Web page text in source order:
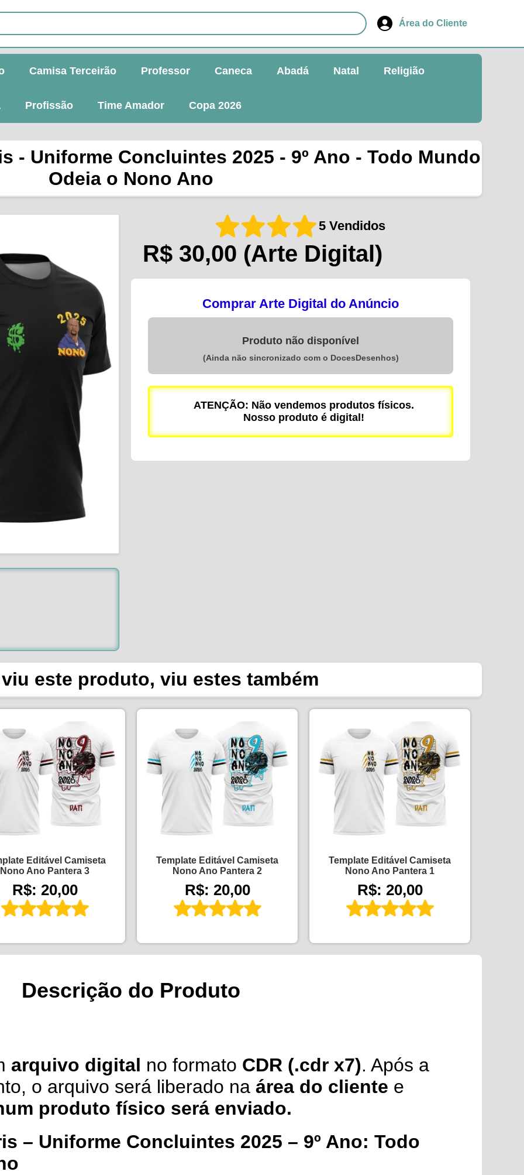
Área do Cliente
Camisa Terceirão Professor Caneca Abadá Natal Religião
Profissão Time Amador Copa 2026
- Uniforme Concluintes 2025 - 9º Ano - Todo Mundo
Odeia o Nono Ano
5 Vendidos
R$ 30,00 (Arte Digital)
Comprar Arte Digital do Anúncio
Produto não disponível
(Ainda não sincronizado com o DocesDesenhos)
ATENÇÃO: Não vendemos produtos físicos.
Nosso produto é digital!
este produto, viu estes também
Editável Camiseta
Nono Ano Pantera 3
R$: 20,00
Template Editável Camiseta
Nono Ano Pantera 2
R$: 20,00
Template Editável Camiseta
Nono Ano Pantera 1
R$: 20,00
Descrição do Produto
arquivo digital no formato CDR (.cdr x7). Após a
o arquivo será liberado na área do cliente e
produto físico será enviado.
– Uniforme Concluintes 2025 – 9º Ano: Todo